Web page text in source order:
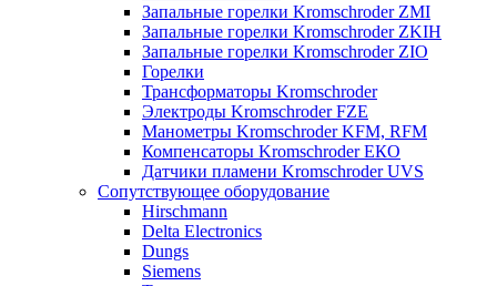
Запальные горелки Kromschroder ZМI
Запальные горелки Kromschroder ZKIH
Запальные горелки Kromschroder ZIO
Горелки
Трансформаторы Kromschroder
Электроды Kromschroder FZE
Манометры Kromschroder KFM, RFM
Компенсаторы Kromschroder ЕКО
Датчики пламени Kromschroder UVS
Сопутствующее оборудование
Hirschmann
Delta Electronics
Dungs
Siemens